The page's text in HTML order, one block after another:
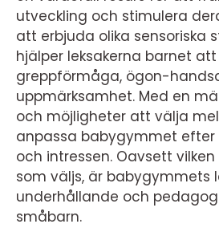
utveckling och stimulera
att erbjuda olika sensoriska
hjälper leksakerna barnet
greppförmåga, ögon-
uppmärksamhet. Med en
och möjligheter att välja
anpassa babygymmet efter
och intressen. Oavsett
som väljs, är babygymmets
underhållande och
småbarn.